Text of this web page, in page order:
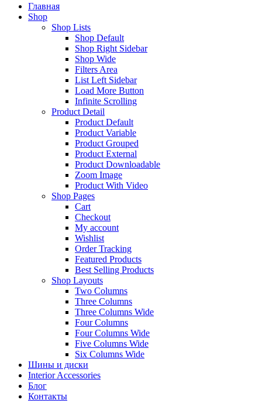
Главная
Shop
Shop Lists
Shop Default
Shop Right Sidebar
Shop Wide
Filters Area
List Left Sidebar
Load More Button
Infinite Scrolling
Product Detail
Product Default
Product Variable
Product Grouped
Product External
Product Downloadable
Zoom Image
Product With Video
Shop Pages
Cart
Checkout
My account
Wishlist
Order Tracking
Featured Products
Best Selling Products
Shop Layouts
Two Columns
Three Columns
Three Columns Wide
Four Columns
Four Columns Wide
Five Columns Wide
Six Columns Wide
Шины и диски
Interior Accessories
Блог
Контакты